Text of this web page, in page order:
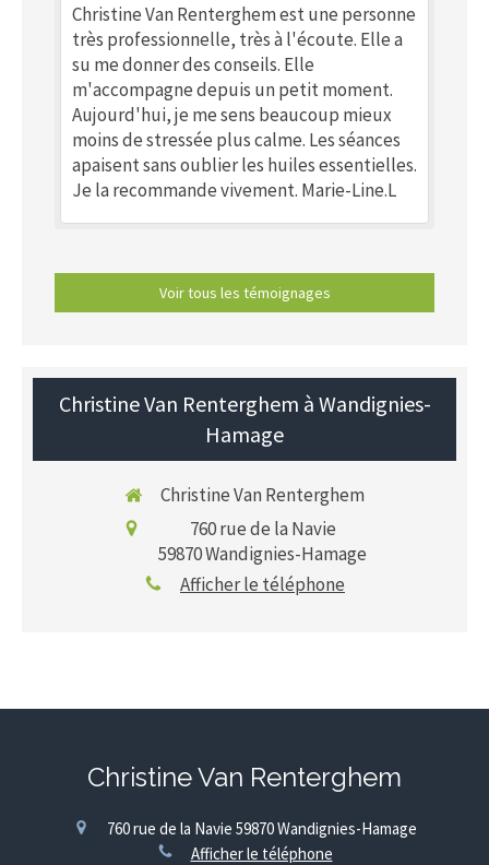
Christine Van Renterghem est une personne
très professionnelle, très à l'écoute. Elle a
su me donner des conseils. Elle
m'accompagne depuis un petit moment.
Aujourd'hui, je me sens beaucoup mieux
moins de stressée plus calme. Les séances
apaisent sans oublier les huiles essentielles.
Je la recommande vivement. Marie-Line.L
Voir tous les témoignages
Christine Van Renterghem à Wandignies-
Hamage
Christine Van Renterghem
760 rue de la Navie
59870Wandignies-Hamage
Afficher le téléphone
Christine Van Renterghem
760 rue de la Navie 59870Wandignies-Hamage
Afficher le téléphone